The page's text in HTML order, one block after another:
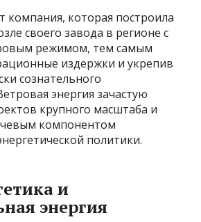
компания, которая построила
своего завода в регионе с
режимом, тем самым
издержки и укрепив
сознательного
энергия зачастую
крупного масштаба и
компонентом
политики.
и
энергия